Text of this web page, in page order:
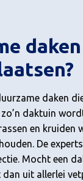
daken
daktuin
en
De
Mocht een
uit allerlei